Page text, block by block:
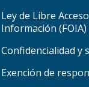
Ley de Libre
Información (FOIA)
Confidencialidad y
Exención de